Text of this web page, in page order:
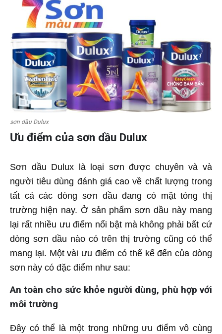
sơn dầu Dulux
Ưu điểm của sơn dầu Dulux
Sơn dầu Dulux là loại sơn được chuyên và và
người tiêu dùng đánh giá cao về chất lượng trong
tất cả các dòng sơn dầu đang có mặt tỏng thị
trường hiện nay. Ở sản phẩm sơn dầu này mang
lại rất nhiều ưu điểm nổi bật mà không phải bất cứ
dòng sơn dầu nào có trên thị trường cũng có thể
mang lại. Một vài ưu điểm có thể kể đến của dòng
sơn này có đặc điểm như sau:
An toàn cho sức khỏe người dùng, phù hợp với
môi trường
Đây có thể là một trong những ưu điểm vô cùng